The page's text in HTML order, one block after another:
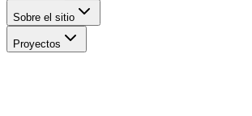
Sobre el sitio
Proyectos